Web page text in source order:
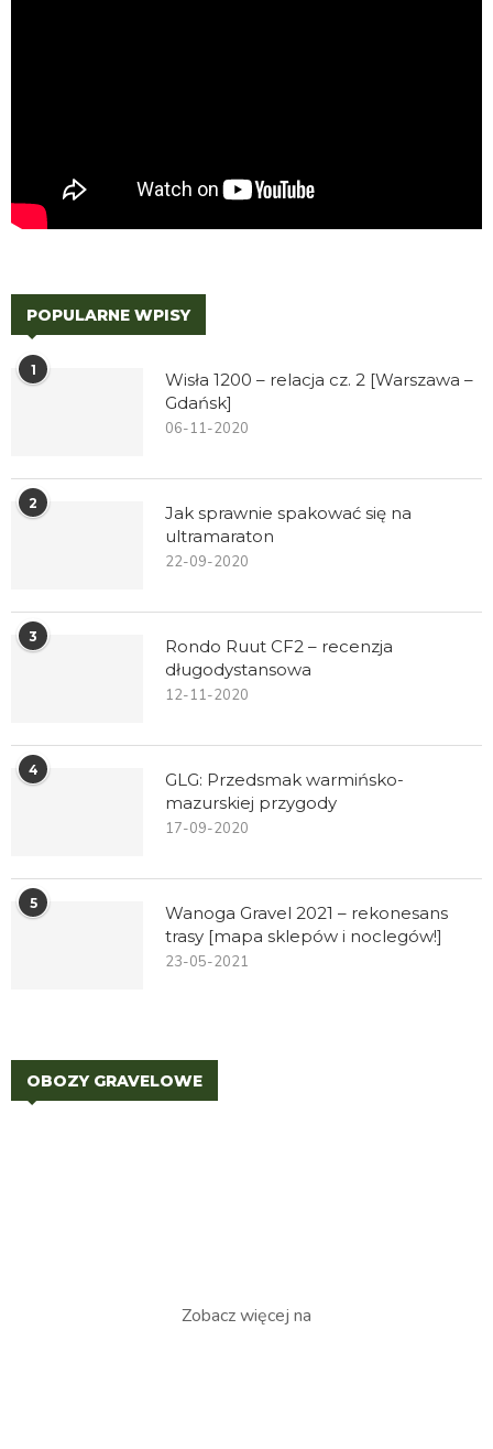
POPULARNE WPISY
1
Wisła 1200 – relacja cz. 2 [Warszawa –
Gdańsk]
06-11-2020
2
Jak sprawnie spakować się na
ultramaraton
22-09-2020
3
Rondo Ruut CF2 – recenzja
długodystansowa
12-11-2020
4
GLG: Przedsmak warmińsko-
mazurskiej przygody
17-09-2020
5
Wanoga Gravel 2021 – rekonesans
trasy [mapa sklepów i noclegów!]
23-05-2021
OBOZY GRAVELOWE
Zobacz więcej na